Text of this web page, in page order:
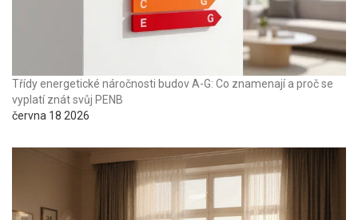
Třídy energetické náročnosti budov A-G: Co znamenají a proč se
vyplatí znát svůj PENB
června 18 2026